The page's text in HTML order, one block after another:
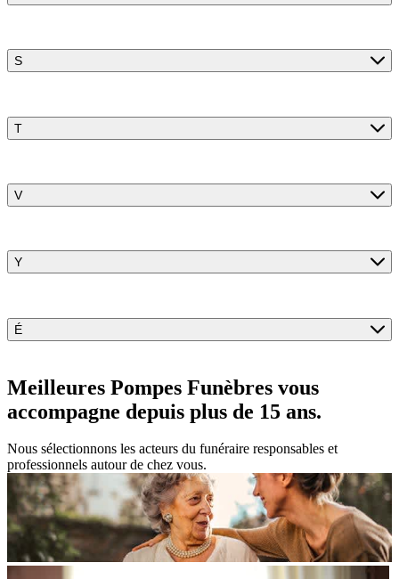
S
T
V
Y
É
Meilleures Pompes Funèbres vous
accompagne depuis plus de 15 ans.
Nous sélectionnons les acteurs du funéraire responsables et
professionnels autour de chez vous.